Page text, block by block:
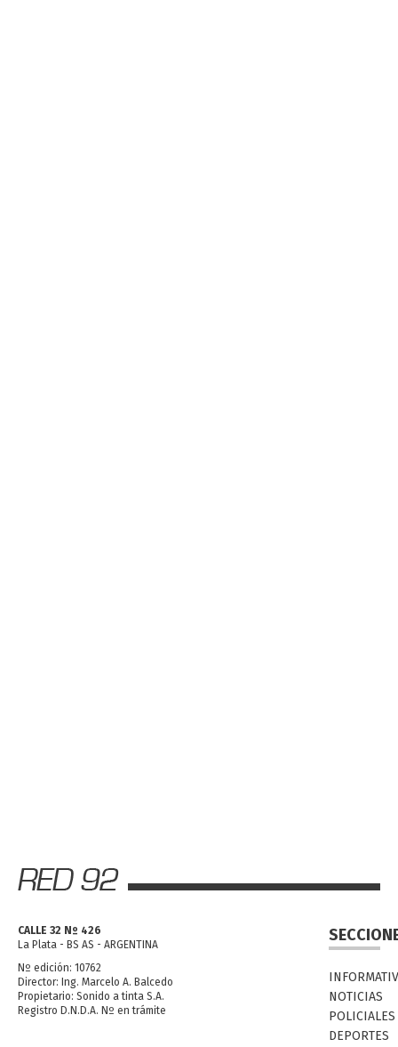
CALLE 32 Nº 426
La Plata - BS AS - ARGENTINA
Nº edición: 10762
Director: Ing. Marcelo A. Balcedo
Propietario: Sonido a tinta S.A.
Registro D.N.D.A. Nº en trámite
NOTICIAS
POLICIALES
DEPORTES